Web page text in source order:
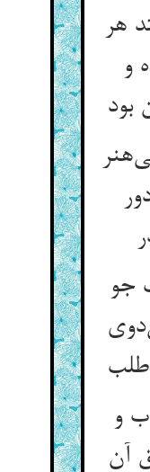
هر
و
بود
جو
و
آن